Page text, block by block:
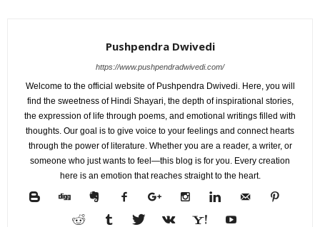
Pushpendra Dwivedi
https://www.pushpendradwivedi.com/
Welcome to the official website of Pushpendra Dwivedi. Here, you will
find the sweetness of Hindi Shayari, the depth of inspirational stories,
the expression of life through poems, and emotional writings filled with
thoughts. Our goal is to give voice to your feelings and connect hearts
through the power of literature. Whether you are a reader, a writer, or
someone who just wants to feel—this blog is for you. Every creation
here is an emotion that reaches straight to the heart.